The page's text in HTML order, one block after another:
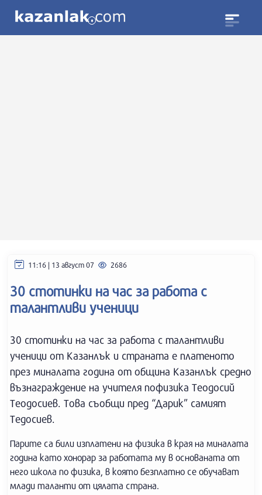
11:16 | 13 август 07 2686
30 стотинки на час за работа с
талантливи ученици
30 стотинки на час за работа с талантливи
ученици от Казанлък и страната е платеното
през миналата година от община Казанлък средно
възнаграждение на учителя пофизика Теодосий
Теодосиев. Това съобщи пред “Дарик” самият
Тедосиев.
Парите са били изплатени на физика в края на миналата
година като хонорар за работата му в основаната от
него школа по физика, в която безплатно се обучават
млади таланти от цялата страна.